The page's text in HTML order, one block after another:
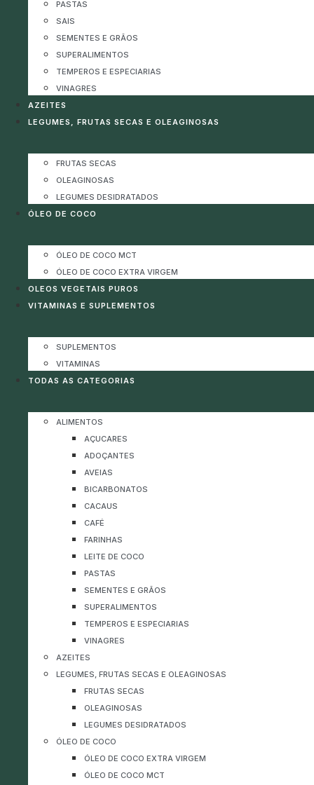
PASTAS
SAIS
SEMENTES E GRÃOS
SUPERALIMENTOS
TEMPEROS E ESPECIARIAS
VINAGRES
AZEITES
LEGUMES, FRUTAS SECAS E OLEAGINOSAS
FRUTAS SECAS
OLEAGINOSAS
LEGUMES DESIDRATADOS
ÓLEO DE COCO
ÓLEO DE COCO MCT
ÓLEO DE COCO EXTRA VIRGEM
OLEOS VEGETAIS PUROS
VITAMINAS E SUPLEMENTOS
SUPLEMENTOS
VITAMINAS
TODAS AS CATEGORIAS
ALIMENTOS
AÇUCARES
ADOÇANTES
AVEIAS
BICARBONATOS
CACAUS
CAFÉ
FARINHAS
LEITE DE COCO
PASTAS
SEMENTES E GRÃOS
SUPERALIMENTOS
TEMPEROS E ESPECIARIAS
VINAGRES
AZEITES
LEGUMES, FRUTAS SECAS E OLEAGINOSAS
FRUTAS SECAS
OLEAGINOSAS
LEGUMES DESIDRATADOS
ÓLEO DE COCO
ÓLEO DE COCO EXTRA VIRGEM
ÓLEO DE COCO MCT